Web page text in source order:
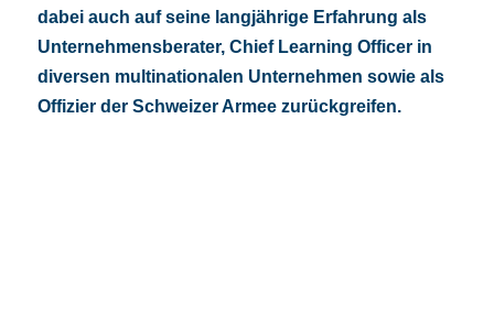
dabei auch auf seine langjährige Erfahrung als
Unternehmensberater, Chief Learning Officer in
diversen multinationalen Unternehmen sowie als
Offizier der Schweizer Armee zurückgreifen.